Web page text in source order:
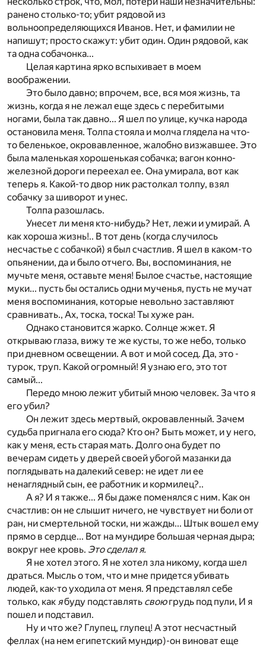
ранено столько-то; убит рядовой из
вольноопределяющихся Иванов. Нет, и фамилии не
напишут; просто скажут: убит один. Один рядовой, как
та одна собачонка...
Целая картина ярко вспыхивает в моем
воображении.
Это было давно; впрочем, все, вся моя жизнь, та
жизнь, когда я не лежал еще здесь с перебитыми
ногами, была так давно... Я шел по улице, кучка народа
остановила меня. Толпа стояла и молча глядела на что-
то беленькое, окровавленное, жалобно визжавшее. Это
была маленькая хорошенькая собачка; вагон конно-
железной дороги переехал ее. Она умирала, вот как
теперь я. Какой-то двор ник растолкал толпу, взял
собачку за шиворот и унес.
Толпа разошлась.
Унесет ли меня кто-нибудь? Нет, лежи и умирай. А
как хороша жизнь!.. В тот день (когда случилось
несчастье с собачкой) я был счастлив. Я шел в каком-то
опьянении, да и было отчего. Вы, воспоминания, не
мучьте меня, оставьте меня! Былое счастье, настоящие
муки... пусть бы остались одни мученья, пусть не мучат
меня воспоминания, которые невольно заставляют
сравнивать., Ах, тоска, тоска! Ты хуже ран.
Однако становится жарко. Солнце жжет. Я
открываю глаза, вижу те же кусты, то же небо, только
при дневном освещении. А вот и мой сосед. Да, это -
турок, труп. Какой огромный! Я узнаю его, это тот
самый...
Передо мною лежит убитый мною человек. За что я
его убил?
Он лежит здесь мертвый, окровавленный. Зачем
судьба пригнала его сюда? Кто он? Быть может, и у него,
как у меня, есть старая мать. Долго она будет по
вечерам сидеть у дверей своей убогой мазанки да
поглядывать на далекий север: не идет ли ее
ненаглядный сын, ее работник и кормилец?..
А я? И я также... Я бы даже поменялся с ним. Как он
счастлив: он не слышит ничего, не чувствует ни боли от
ран, ни смертельной тоски, ни жажды... Штык вошел ему
прямо в сердце... Вот на мундире большая черная дыра;
вокруг нее кровь. Это сделал я.
Я не хотел этого. Я не хотел зла никому, когда шел
драться. Мысль о том, что и мне придется убивать
людей, как-то уходила от меня. Я представлял себе
только, как ябуду подставлять своюгрудь под пули, И я
пошел и подставил.
Ну и что же? Глупец, глупец! А этот несчастный
феллах (на нем египетский мундир)-он виноват еще